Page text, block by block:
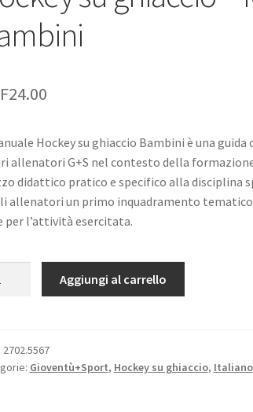
24.00
Hockey su ghiaccio Bambini è una
allenatori G+S nel contesto della formazione
didattico pratico e specifico alla disciplina
allenatori un primo inquadramento
per l’attività esercitata.
Aggiungi al carrello
2702.5567
Gioventù+Sport, Hockey su ghiaccio, Italiano